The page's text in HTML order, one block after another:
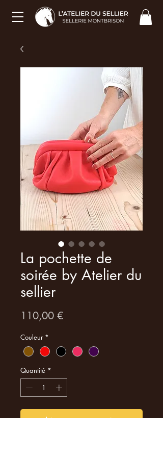
La pochette de
soirée by Atelier du
sellier
110,00 €Prix
Couleur *
Quantité *
Ajouter au panier